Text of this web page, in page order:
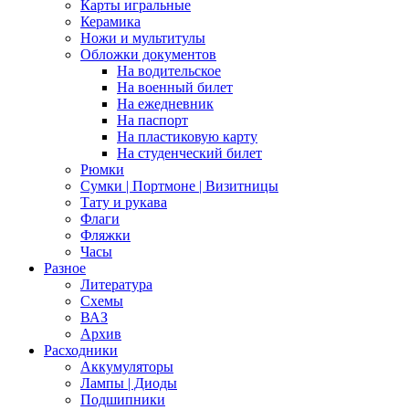
Карты игральные
Керамика
Ножи и мультитулы
Обложки документов
На водительское
На военный билет
На ежедневник
На паспорт
На пластиковую карту
На студенческий билет
Рюмки
Сумки | Портмоне | Визитницы
Тату и рукава
Флаги
Фляжки
Часы
Разное
Литература
Схемы
ВАЗ
Архив
Расходники
Аккумуляторы
Лампы | Диоды
Подшипники